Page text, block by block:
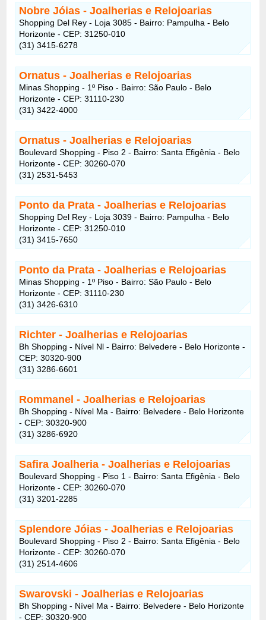
Nobre Jóias - Joalherias e Relojoarias
Shopping Del Rey - Loja 3085 - Bairro: Pampulha - Belo
Horizonte - CEP: 31250-010
(31) 3415-6278
Ornatus - Joalherias e Relojoarias
Minas Shopping - 1º Piso - Bairro: São Paulo - Belo
Horizonte - CEP: 31110-230
(31) 3422-4000
Ornatus - Joalherias e Relojoarias
Boulevard Shopping - Piso 2 - Bairro: Santa Efigênia - Belo
Horizonte - CEP: 30260-070
(31) 2531-5453
Ponto da Prata - Joalherias e Relojoarias
Shopping Del Rey - Loja 3039 - Bairro: Pampulha - Belo
Horizonte - CEP: 31250-010
(31) 3415-7650
Ponto da Prata - Joalherias e Relojoarias
Minas Shopping - 1º Piso - Bairro: São Paulo - Belo
Horizonte - CEP: 31110-230
(31) 3426-6310
Richter - Joalherias e Relojoarias
Bh Shopping - Nível Nl - Bairro: Belvedere - Belo Horizonte -
CEP: 30320-900
(31) 3286-6601
Rommanel - Joalherias e Relojoarias
Bh Shopping - Nível Ma - Bairro: Belvedere - Belo Horizonte
- CEP: 30320-900
(31) 3286-6920
Safira Joalheria - Joalherias e Relojoarias
Boulevard Shopping - Piso 1 - Bairro: Santa Efigênia - Belo
Horizonte - CEP: 30260-070
(31) 3201-2285
Splendore Jóias - Joalherias e Relojoarias
Boulevard Shopping - Piso 2 - Bairro: Santa Efigênia - Belo
Horizonte - CEP: 30260-070
(31) 2514-4606
Swarovski - Joalherias e Relojoarias
Bh Shopping - Nível Ma - Bairro: Belvedere - Belo Horizonte
- CEP: 30320-900